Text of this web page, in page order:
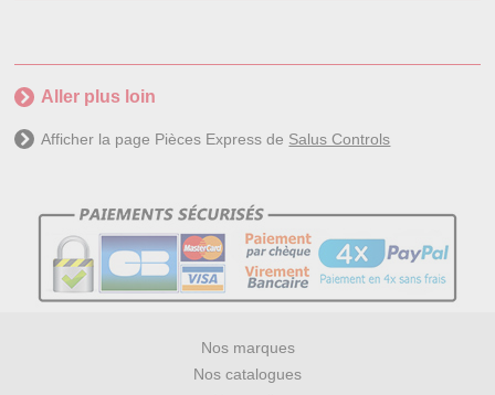
Aller plus loin
Afficher la page Pièces Express de Salus Controls
Nos marques
Nos catalogues